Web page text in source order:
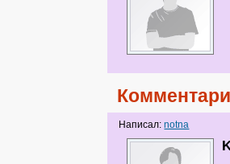
Написал:notna